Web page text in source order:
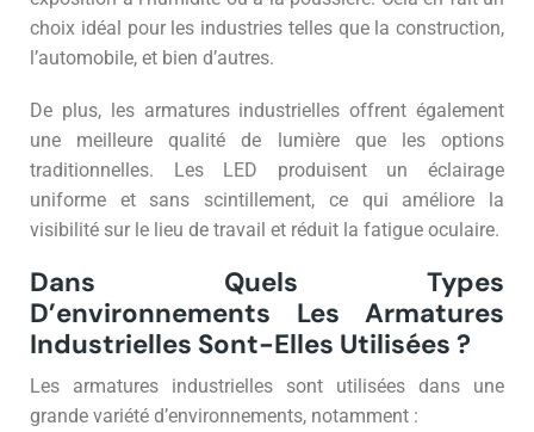
choix idéal pour les industries telles que la construction,
l’automobile, et bien d’autres.
De plus, les armatures industrielles offrent également
une meilleure qualité de lumière que les options
traditionnelles. Les LED produisent un éclairage
uniforme et sans scintillement, ce qui améliore la
visibilité sur le lieu de travail et réduit la fatigue oculaire.
Dans Quels Types
D’environnements Les Armatures
Industrielles Sont-Elles Utilisées ?
Les armatures industrielles sont utilisées dans une
grande variété d’environnements, notamment :